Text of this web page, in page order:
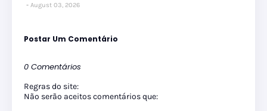
August 03, 2026
Postar Um Comentário
0 Comentários
Regras do site:
Não serão aceitos comentários que: